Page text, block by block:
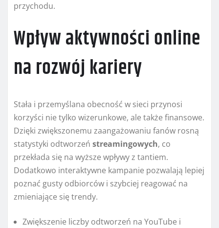
przychodu.
Wpływ aktywności online
na rozwój kariery
Stała i przemyślana obecność w sieci przynosi
korzyści nie tylko wizerunkowe, ale także finansowe.
Dzięki zwiększonemu zaangażowaniu fanów rosną
statystyki odtworzeń streamingowych, co
przekłada się na wyższe wpływy z tantiem.
Dodatkowo interaktywne kampanie pozwalają lepiej
poznać gusty odbiorców i szybciej reagować na
zmieniające się trendy.
Zwiększenie liczby odtworzeń na YouTube i